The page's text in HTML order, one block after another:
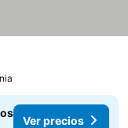
Ver precios